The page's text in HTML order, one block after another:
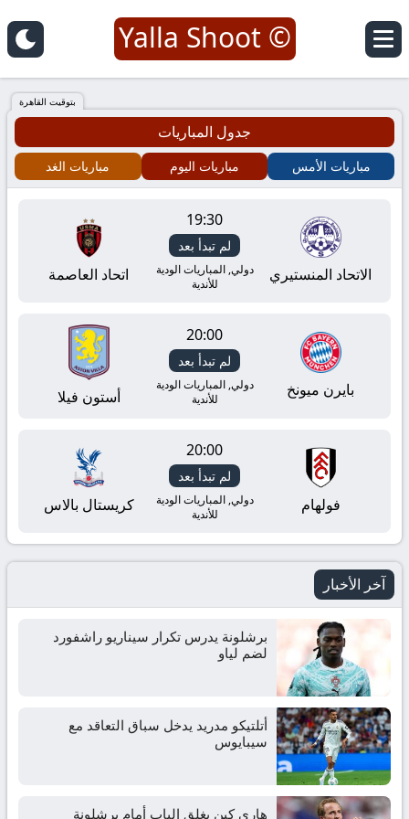
يلا
شوت
|
Yalla
Shoot
مباريات
مباشر
yallashoot
© Yalla Shoot
بتوقيت القاهرة
جدول المباريات
مباريات الأمس مباريات اليوم مباريات الغد
الاتحاد المنستيري
19:30
لم تبدأ بعد
دولي, المباريات الودية
للأندية
اتحاد العاصمة
بايرن ميونخ
20:00
لم تبدأ بعد
دولي, المباريات الودية
للأندية
أستون فيلا
فولهام
20:00
لم تبدأ بعد
دولي, المباريات الودية
للأندية
كريستال بالاس
آخر الأخبار
برشلونة يدرس تكرار سيناريو راشفورد
لضم لياو
أتلتيكو مدريد يدخل سباق التعاقد مع
سيبايوس
هاري كين يغلق الباب أمام برشلونة